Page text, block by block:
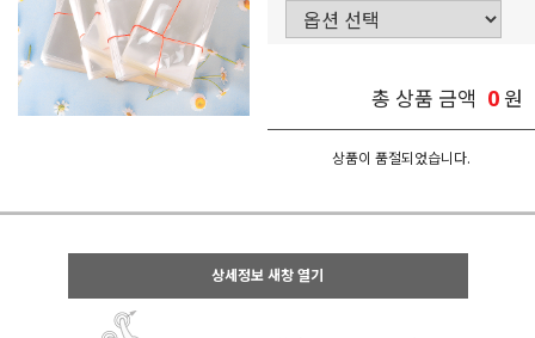
총 상품 금액 0원
상품이 품절되었습니다.
상세정보 새창 열기